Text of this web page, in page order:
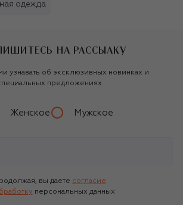
одежда
НА РАССЫЛКУ
узнавать об эксклюзивных новинках и
предложениях
Женское Мужское
вы даете согласие
персональных данных